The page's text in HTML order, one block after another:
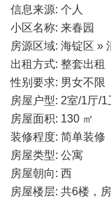
信息来源: 个人
小区名称: 来春园
房源区域: 海锭区 »
出租方式: 整套出租
性别要求: 男女不限
房屋户型: 2室/1厅/1
房屋面积: 130 ㎡
装修程度: 简单装修
房屋类型: 公寓
房屋朝向: 西
房屋楼层: 共6楼，